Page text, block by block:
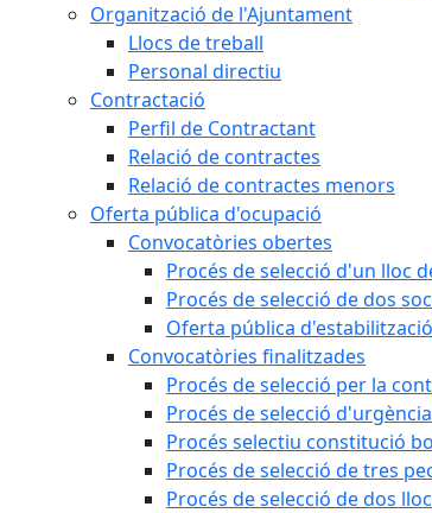
Organització de l'Ajuntament
Llocs de treball
Personal directiu
Contractació
Perfil de Contractant
Relació de contractes
Relació de contractes menors
Oferta pública d'ocupació
Convocatòries obertes
Procés de selecció d'un lloc
Procés de selecció de dos
Oferta pública
Convocatòries finalitzades
Procés de selecció per la
Procés de selecció
Procés selectiu constitució
Procés de selecció de tres
Procés de selecció de dos